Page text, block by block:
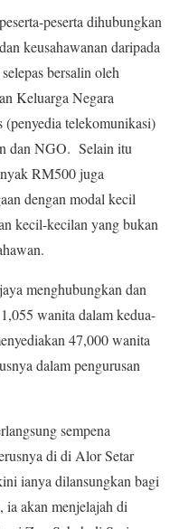
peserta dihubungkan
keusahawanan daripada
bersalin oleh
Keluarga Negara
(penyedia telekomunikasi)
dan NGO. Selain itu
RM500 juga
dengan modal kecil
kecil-kecilan yang bukan
menghubungkan dan
wanita dalam kedua-
47,000 wanita
dalam pengurusan
sempena
di di Alor Setar
ianya dilansungkan bagi
ia akan menjelajah di